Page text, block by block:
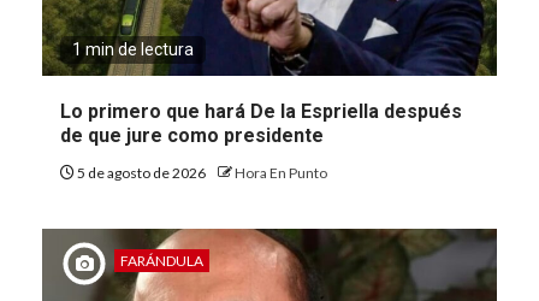
1 min de lectura
Lo primero que hará De la Espriella después
de que jure como presidente
5 de agosto de 2026 Hora En Punto
FARÁNDULA